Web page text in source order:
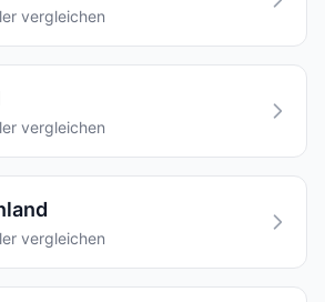
vergleichen
vergleichen
vergleichen